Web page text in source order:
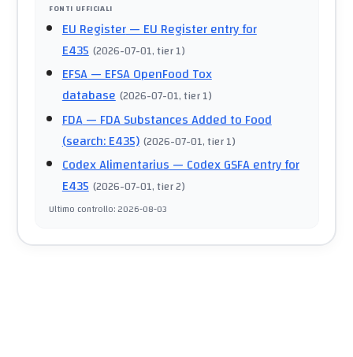
FONTI UFFICIALI
EU Register— EU Register entry for
E435 (2026-07-01, tier 1)
EFSA— EFSA OpenFood Tox
database (2026-07-01, tier 1)
FDA— FDA Substances Added to Food
(search: E435) (2026-07-01, tier 1)
Codex Alimentarius— Codex GSFA entry for
E435 (2026-07-01, tier 2)
Ultimo controllo:2026-08-03